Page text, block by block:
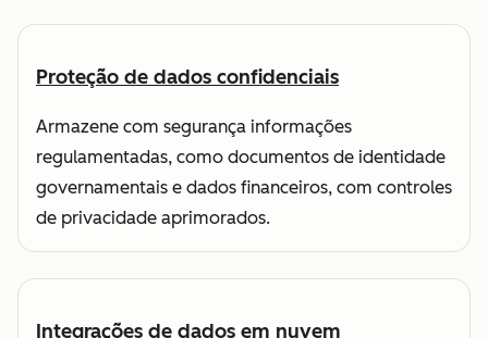
Proteção de dados confidenciais
Armazene com segurança informações
regulamentadas, como documentos de identidade
governamentais e dados financeiros, com controles
de privacidade aprimorados.
Integrações de dados em nuvem